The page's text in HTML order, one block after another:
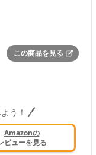
この商品を見る
う！
Amazonの
ビューを見る